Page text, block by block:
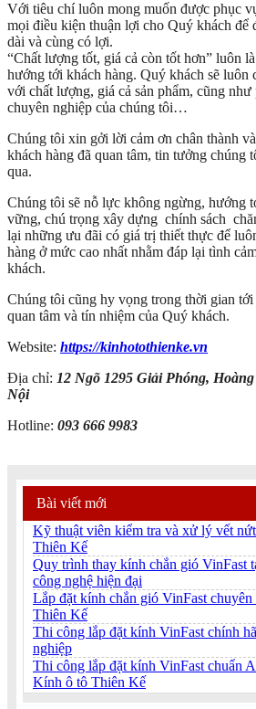
Với tiêu chí luôn mong muốn được phục
mọi điều kiện thuận lợi cho Quý khách để
dài và cùng có lợi.
“Chất lượng tốt, giá cả còn tốt hơn” luôn
hướng tới khách hàng. Quý khách sẽ luôn
với chất lượng, giá cả sản phẩm, cũng
chuyên nghiệp của chúng tôi…
Chúng tôi xin gởi lời cảm ơn chân thành
khách hàng đã quan tâm, tin tưởng chúng
qua.
Chúng tôi sẽ nỗ lực không ngừng, hướng
vững, chú trọng xây dựng chính sách
lại những ưu đãi có giá trị thiết thực để
hàng ở mức cao nhất nhằm đáp lại tình
khách.
Chúng tôi cũng hy vọng trong thời gian tới
quan tâm và tín nhiệm của Quý khách.
Website: https://kinhotothienke.vn
Địa chỉ: 12 Ngõ 1295 Giải Phóng,
Nội
Hotline: 093 666 9983
Bài viết mới
Kỹ thuật viên kiểm tra và xử lý vết
Thiên Kế
Quy trình thay kính chắn gió VinFast
công nghệ hiện đại
Lắp đặt kính chắn gió VinFast
Thiên Kế
Thi công lắp đặt kính VinFast chính
nghiệp
Thi công lắp đặt kính VinFast chuẩn
Kính ô tô Thiên Kế